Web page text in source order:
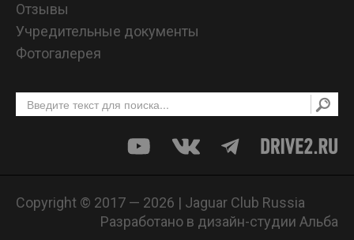
Отзывы
Учредительные документы
Фотогалерея
Copyright © 2017 — 2026 | Jaguar Club Russia
Разработано в дизайн-студии Альба